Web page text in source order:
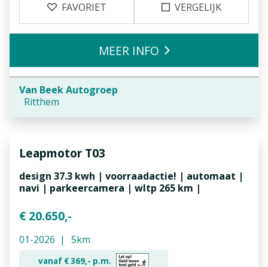
FAVORIET VERGELIJK
Van Beek Autogroep
Ritthem
MEER INFO
Leapmotor T03
design 37.3 kwh | voorraadactie! | automaat |
navi | parkeercamera | wltp 265 km |
€ 20.650,-
01-2026 5km
vanaf €369,- p.m.